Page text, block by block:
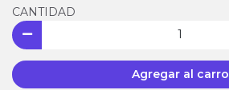
CANTIDAD
Agregar al carro